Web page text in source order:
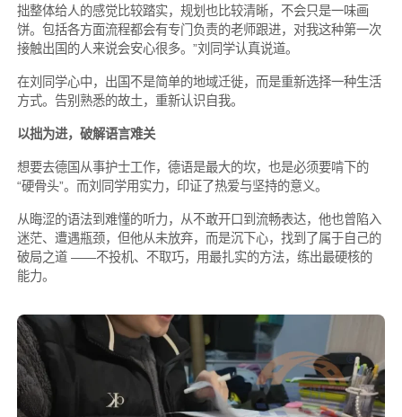
拙整体给人的感觉比较踏实，规划也比较清晰，不会只是一味画
饼。包括各方面流程都会有专门负责的老师跟进，对我这种第一次
接触出国的人来说会安心很多。”刘同学认真说道。
在刘同学心中，出国不是简单的地域迁徙，而是重新选择一种生活
方式。告别熟悉的故土，重新认识自我。
以拙为进，破解语言难关
想要去德国从事护士工作，德语是最大的坎，也是必须要啃下的
“硬骨头”。而刘同学用实力，印证了热爱与坚持的意义。
从晦涩的语法到难懂的听力，从不敢开口到流畅表达，他也曾陷入
迷茫、遭遇瓶颈，但他从未放弃，而是沉下心，找到了属于自己的
破局之道 ——不投机、不取巧，用最扎实的方法，练出最硬核的
能力。